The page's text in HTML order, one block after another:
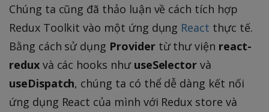
Chúng ta cũng đã thảo luận về cách tích hợp
Redux Toolkit vào một ứng dụng React thực tế.
Bằng cách sử dụng Providertừ thư viện react-
reduxvà các hooks như useSelector và
useDispatch, chúng ta có thể dễ dàng kết nối
ứng dụng React của mình với Redux store và